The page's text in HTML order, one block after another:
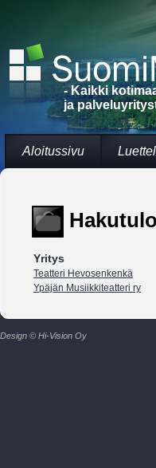
- Kaikki
ja
Aloitussivu
Yritys
Teatteri Hevosenkenkä
Ypäjän Musiikkiteatteri ry
Design © Hi-Vision Oy